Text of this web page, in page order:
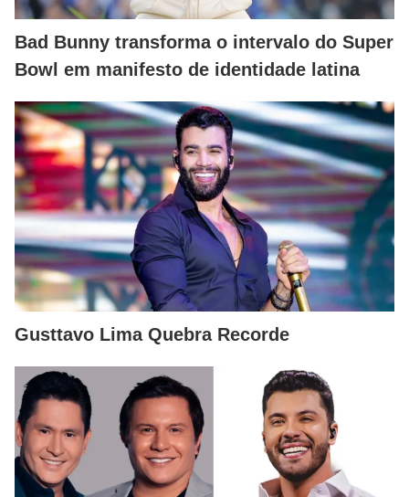
Bad Bunny transforma o intervalo do Super
Bowl em manifesto de identidade latina
Gusttavo Lima Quebra Recorde